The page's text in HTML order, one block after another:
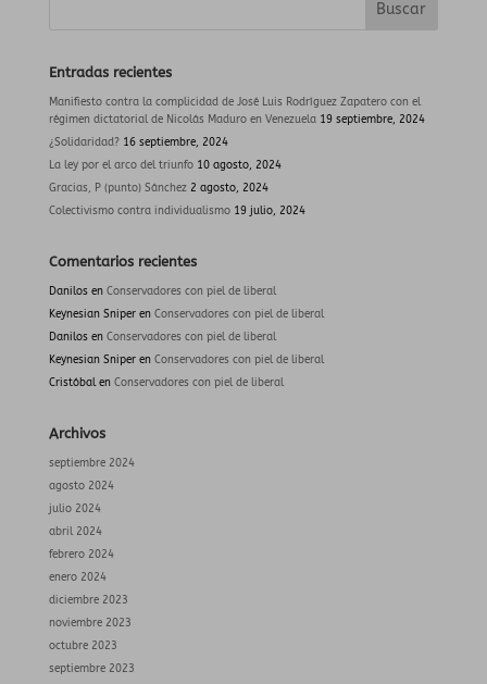
Entradas recientes
Manifiesto contra la complicidad de José Luis Rodríguez Zapatero con el
régimen dictatorial de Nicolás Maduro en Venezuela 19 septiembre, 2024
¿Solidaridad? 16 septiembre, 2024
La ley por el arco del triunfo 10 agosto, 2024
Gracias, P (punto) Sánchez 2 agosto, 2024
Colectivismo contra individualismo 19 julio, 2024
Comentarios recientes
Danilosen Conservadores con piel de liberal
Keynesian Sniperen Conservadores con piel de liberal
Danilosen Conservadores con piel de liberal
Keynesian Sniperen Conservadores con piel de liberal
Cristóbalen Conservadores con piel de liberal
Archivos
septiembre 2024
agosto 2024
julio 2024
abril 2024
febrero 2024
enero 2024
diciembre 2023
noviembre 2023
octubre 2023
septiembre 2023